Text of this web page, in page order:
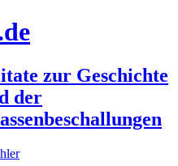
zur Geschichte
der